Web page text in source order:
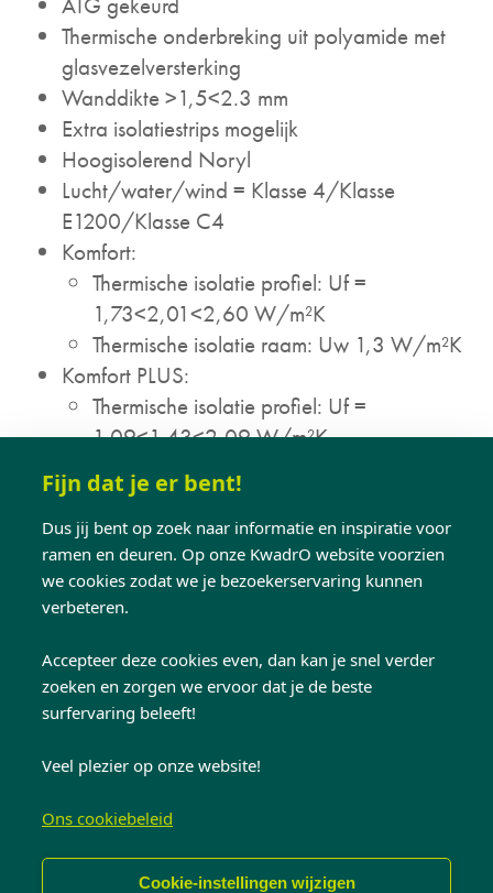
Fijn dat je er bent!
Dus jij bent op zoek naar informatie en inspiratie voor
ramen en deuren. Op onze KwadrO website voorzien
we cookies zodat we je bezoekerservaring kunnen
verbeteren.
Accepteer deze cookies even, dan kan je snel verder
zoeken en zorgen we ervoor dat je de beste
surfervaring beleeft!
Veel plezier op onze website!
Ons cookiebeleid
Cookie-instellingen wijzigen
Thermische onderbreking uit polyamide met
glasvezelversterking
Wanddikte >1,5<2.3 mm
Extra isolatiestrips mogelijk
Hoogisolerend Noryl
Lucht/water/wind = Klasse 4/Klasse
E1200/Klasse C4
Komfort:
Thermische isolatie profiel: Uf =
1,73<2,01<2,60 W/m²K
Thermische isolatie raam: Uw 1,3 W/m²K
Komfort PLUS:
Thermische isolatie profiel: Uf =
1,09<1,43<2,09 W/m²K
Thermische isolatie raam: Uw 1,2 W/m²K
* De Uw-waarde is berekend aan de hand van een
draairaam van 1230x1480mm, voorzien van
hoogrendementsglas Ug 1,0 en thermische warm-edge
afstandshouder (conform norm EN ISO 1077-2 &
afstandshouder PSI 0,35 W/m²K)